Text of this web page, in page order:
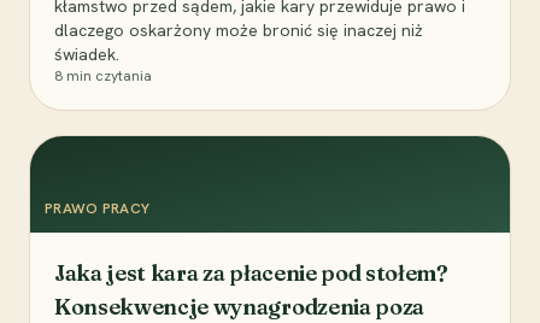
kłamstwo przed sądem, jakie kary przewiduje prawo i
dlaczego oskarżony może bronić się inaczej niż
świadek.
8 min czytania
PRAWO PRACY
Jaka jest kara za płacenie pod stołem?
Konsekwencje wynagrodzenia poza